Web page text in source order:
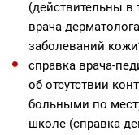
(действительны в
врача-
заболеваний
справка врача-
об отсутствии
больными по
школе (справка